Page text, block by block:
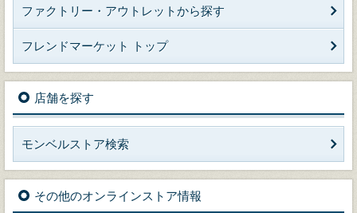
ファクトリー・アウトレットから探す
フレンドマーケット トップ
店舗を探す
モンベルストア検索
その他のオンラインストア情報